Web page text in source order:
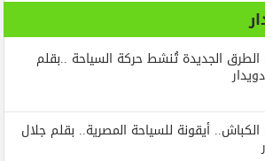
الجديدة تُنشط حركة السياحة ..بقلم
أيقونة للسياحة المصرية.. بقلم جلال